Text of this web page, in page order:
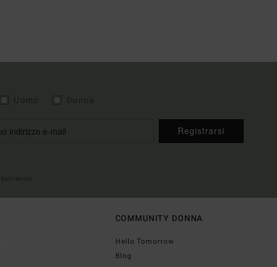
Registrarsi
COMMUNITY DONNA
Hello Tomorrow
Blog